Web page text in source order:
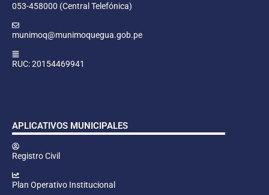
053-458000 (Central Telefónica)
munimoq@munimoquegua.gob.pe
RUC: 20154469941
APLICATIVOS MUNICIPALES
Registro Civil
Plan Operativo Institucional